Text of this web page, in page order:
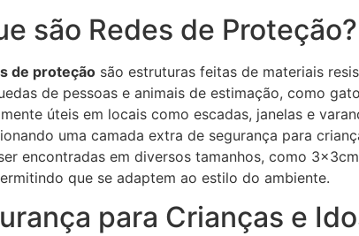
são Redes de Proteção?
de proteção são estruturas feitas de materiais
de pessoas e animais de estimação, como
úteis em locais como escadas, janelas e
uma camada extra de segurança para
encontradas em diversos tamanhos, como
que se adaptem ao estilo do ambiente.
para Crianças e